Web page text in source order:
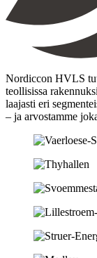
Nordiccon HVLS
teollisissa
laajasti eri
– ja arvostamme